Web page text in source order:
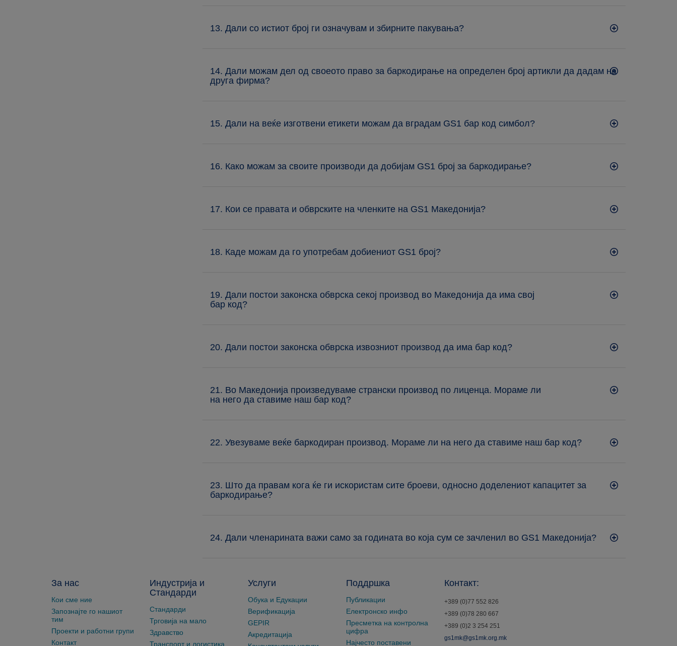
13. Дали со истиот број ги означувам и збирните пакувања?
14. Дали можам дел од своеото право за баркодирање на определен број артикли да дадам на
друга фирма?
15. Дали на веќе изготвени етикети можам да вградам GS1 бар код симбол?
16. Како можам за своите производи да добијам GS1 број за баркодирање?
17. Кои се правата и обврските на членките на GS1 Македонија?
18. Каде можам да го употребам добиениот GS1 број?
19. Дали постои законска обврска секој производ во Македонија да има свој
бар код?
20. Дали постои законска обврска извозниот производ да има бар код?
21. Во Македонија произведуваме странски производ по лиценца. Мораме ли
на него да ставиме наш бар код?
22. Увезуваме веќе баркодиран производ. Мораме ли на него да ставиме наш бар код?
23. Што да правам кога ќе ги искористам сите броеви, односно доделениот капацитет за
баркодирање?
24. Дали членарината важи само за годината во која сум се зачленил во GS1 Македонија?
За нас
Кои сме ние
Запознајте го нашиот
тим
Проекти и работни групи
Контакт
Индустрија и
Стандарди
Стандарди
Трговија на мало
Здравство
Транспорт и логистика
Услуги
Обука и Едукации
Верификација
GEPIR
Акредитација
Поддршка
Публикации
Електронско инфо
Пресметка на контролна
цифра
Најчесто поставени
Контакт:
+389 (0)77 552 826
+389 (0)78 280 667
+389 (0)2 3 254 251
gs1mk@gs1mk.org.mk